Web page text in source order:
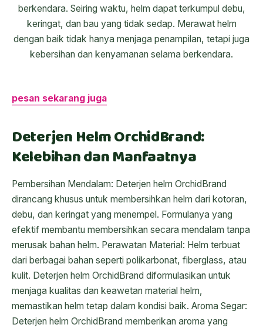
berkendara. Seiring waktu, helm dapat terkumpul debu,
keringat, dan bau yang tidak sedap. Merawat helm
dengan baik tidak hanya menjaga penampilan, tetapi juga
kebersihan dan kenyamanan selama berkendara.
pesan sekarang juga
Deterjen Helm OrchidBrand:
Kelebihan dan Manfaatnya
Pembersihan Mendalam: Deterjen helm OrchidBrand
dirancang khusus untuk membersihkan helm dari kotoran,
debu, dan keringat yang menempel. Formulanya yang
efektif membantu membersihkan secara mendalam tanpa
merusak bahan helm. Perawatan Material: Helm terbuat
dari berbagai bahan seperti polikarbonat, fiberglass, atau
kulit. Deterjen helm OrchidBrand diformulasikan untuk
menjaga kualitas dan keawetan material helm,
memastikan helm tetap dalam kondisi baik. Aroma Segar:
Deterjen helm OrchidBrand memberikan aroma yang